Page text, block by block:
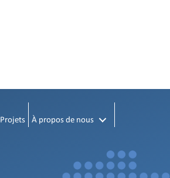
Projets À propos de nous